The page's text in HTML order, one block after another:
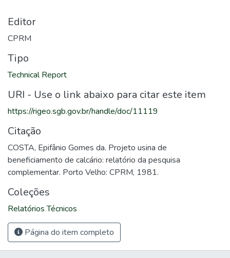
Editor
CPRM
Tipo
Technical Report
URI - Use o link abaixo para citar este item
https://rigeo.sgb.gov.br/handle/doc/11119
Citação
COSTA, Epifânio Gomes da. Projeto usina de
beneficiamento de calcário: relatório da pesquisa
complementar. Porto Velho: CPRM, 1981.
Coleções
Relatórios Técnicos
Página do item completo